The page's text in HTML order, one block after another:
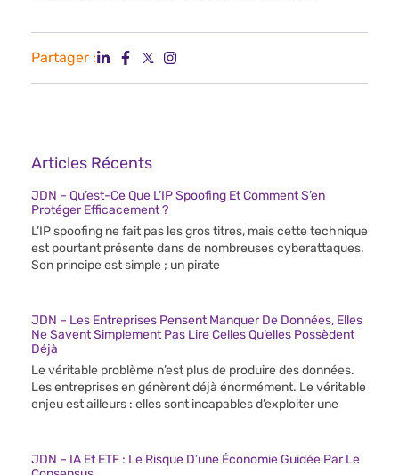
Partager :
Articles Récents
JDN – Qu’est-Ce Que L’IP Spoofing Et Comment S’en
Protéger Efficacement ?
L’IP spoofing ne fait pas les gros titres, mais cette technique
est pourtant présente dans de nombreuses cyberattaques.
Son principe est simple ; un pirate
JDN – Les Entreprises Pensent Manquer De Données, Elles
Ne Savent Simplement Pas Lire Celles Qu’elles Possèdent
Déjà
Le véritable problème n’est plus de produire des données.
Les entreprises en génèrent déjà énormément. Le véritable
enjeu est ailleurs : elles sont incapables d’exploiter une
JDN – IA Et ETF : Le Risque D’une Économie Guidée Par Le